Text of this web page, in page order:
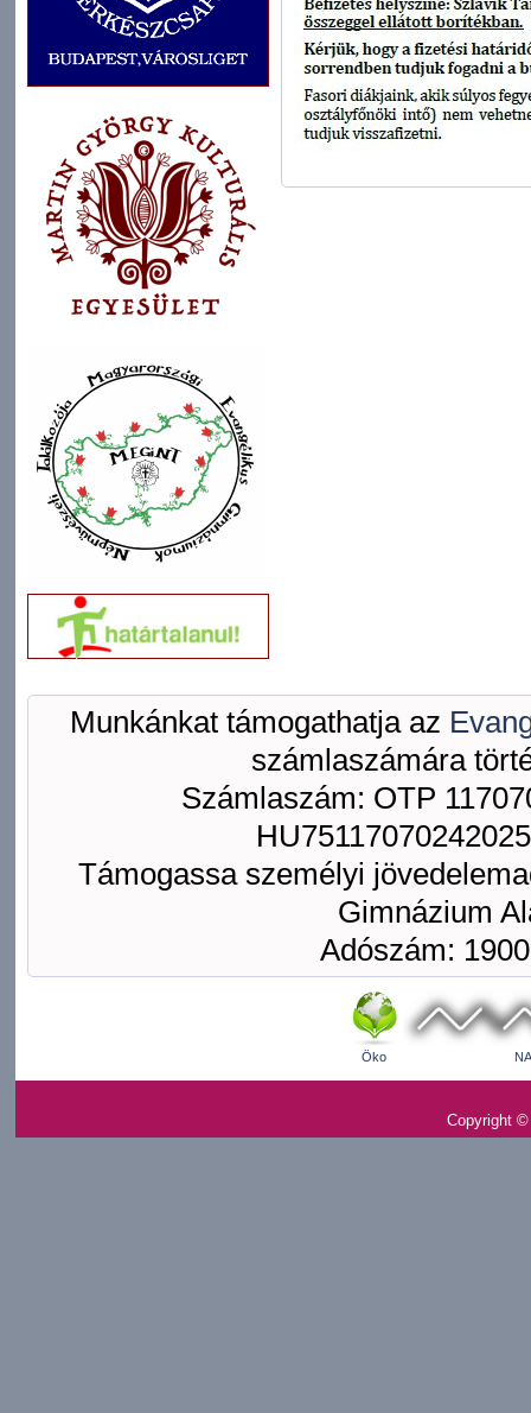
Munkánkat támogathatja az
számlaszámára
Számlaszám: OTP
Támogassa személyi
Gimnázium
Adószám:
Öko
Copyright